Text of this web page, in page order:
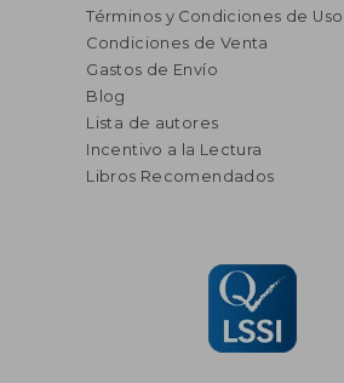
Términos y Condiciones de Uso
Condiciones de Venta
Gastos de Envío
Blog
Lista de autores
Incentivo a la Lectura
Libros Recomendados